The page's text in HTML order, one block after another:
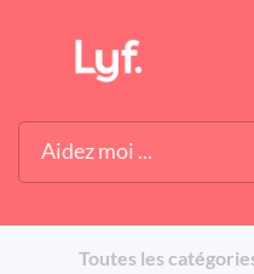
Toutes les